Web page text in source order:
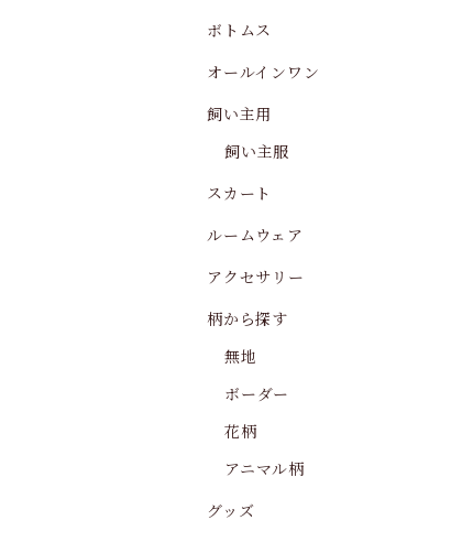
ボトムス
オールインワン
飼い主用
飼い主服
スカート
ルームウェア
アクセサリー
柄から探す
無地
ボーダー
花柄
アニマル柄
グッズ